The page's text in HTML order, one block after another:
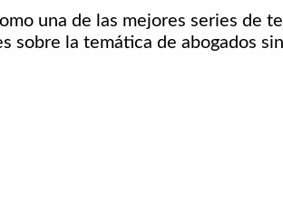
una de las mejores series de
sobre la temática de abogados